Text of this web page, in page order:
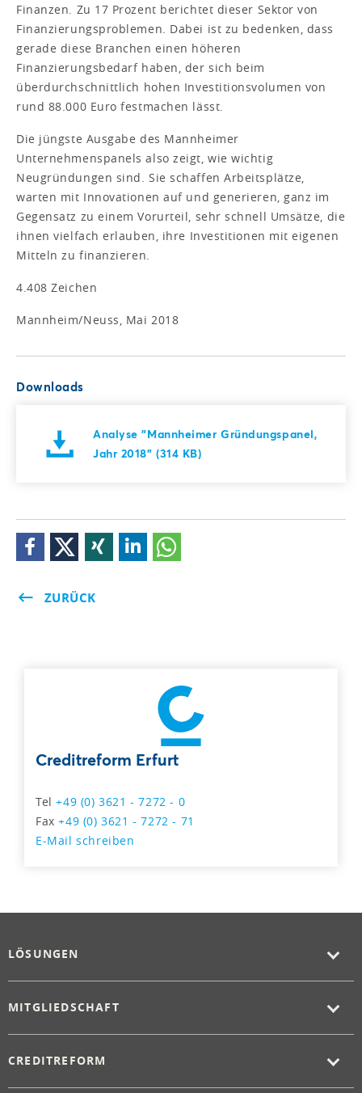
Finanzen. Zu 17 Prozent berichtet dieser Sektor von
Finanzierungsproblemen. Dabei ist zu bedenken, dass
gerade diese Branchen einen höheren
Finanzierungsbedarf haben, der sich beim
überdurchschnittlich hohen Investitionsvolumen von
rund 88.000 Euro festmachen lässt.
Die jüngste Ausgabe des Mannheimer
Unternehmenspanels also zeigt, wie wichtig
Neugründungen sind. Sie schaffen Arbeitsplätze,
warten mit Innovationen auf und generieren, ganz im
Gegensatz zu einem Vorurteil, sehr schnell Umsätze, die
ihnen vielfach erlauben, ihre Investitionen mit eigenen
Mitteln zu finanzieren.
4.408 Zeichen
Mannheim/Neuss, Mai 2018
Downloads
Analyse "Mannheimer Gründungspanel,
Jahr 2018" (314 KB)
ZURÜCK
Creditreform Erfurt
Tel+49 (0) 3621 - 7272 - 0
Fax+49 (0) 3621 - 7272 - 71
E-Mail schreiben
LÖSUNGEN
MITGLIEDSCHAFT
CREDITREFORM